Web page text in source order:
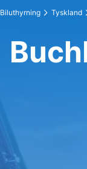
Biluthyrning Tyskland